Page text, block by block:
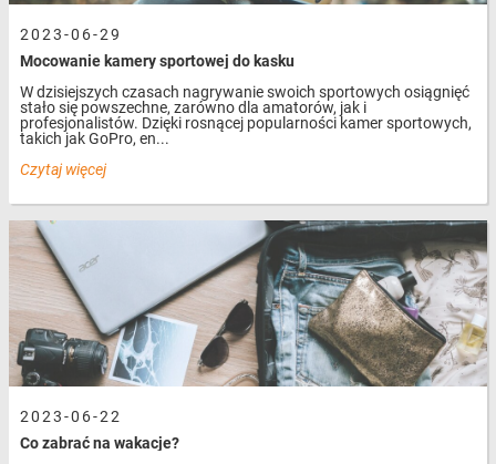
2023-06-29
Mocowanie kamery sportowej do kasku
W dzisiejszych czasach nagrywanie swoich sportowych osiągnięć
stało się powszechne, zarówno dla amatorów, jak i
profesjonalistów. Dzięki rosnącej popularności kamer sportowych,
takich jak GoPro, en...
Czytaj więcej
2023-06-22
Co zabrać na wakacje?